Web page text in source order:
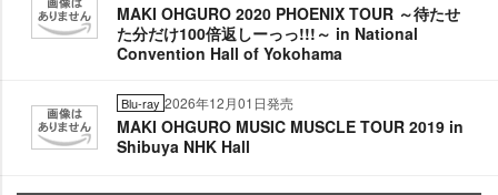
MAKI OHGURO 2020 PHOENIX TOUR ～待たせ
た分だけ100倍返しーっっ!!!～ in National
Convention Hall of Yokohama
Blu-ray 2026年12月01日発売
MAKI OHGURO MUSIC MUSCLE TOUR 2019 in
Shibuya NHK Hall